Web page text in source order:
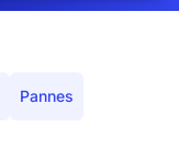
Pannes